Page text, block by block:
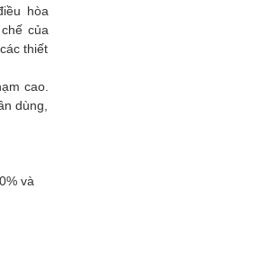
hòa
của
thiết
cao.
dùng,
và